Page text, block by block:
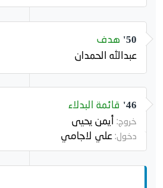
50' هدف
عبدالله الحمدان
46' قائمة البدلاء
خروج: أيمن يحيى
دخول:علي لاجامي